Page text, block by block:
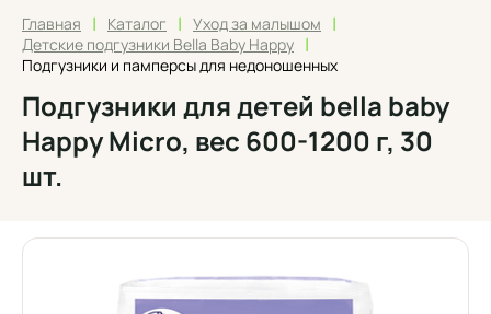
Главная | Каталог | Уход за малышом |
Детские подгузники Bella Baby Happy |
Подгузники и памперсы для недоношенных
Подгузники для детей bella baby
Happy Micro, вес 600-1200 г, 30
шт.